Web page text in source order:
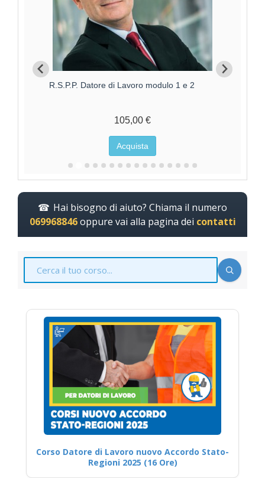
Aggiornamento RSPP Datore di Lavoro - Rischio
170,00 €
Acquista
Hai bisogno di aiuto? Chiama il numero
069968846oppure vai alla pagina dei contatti
Corso Datore di Lavoro nuovo Accordo Stato-
Regioni 2025 (16 Ore)